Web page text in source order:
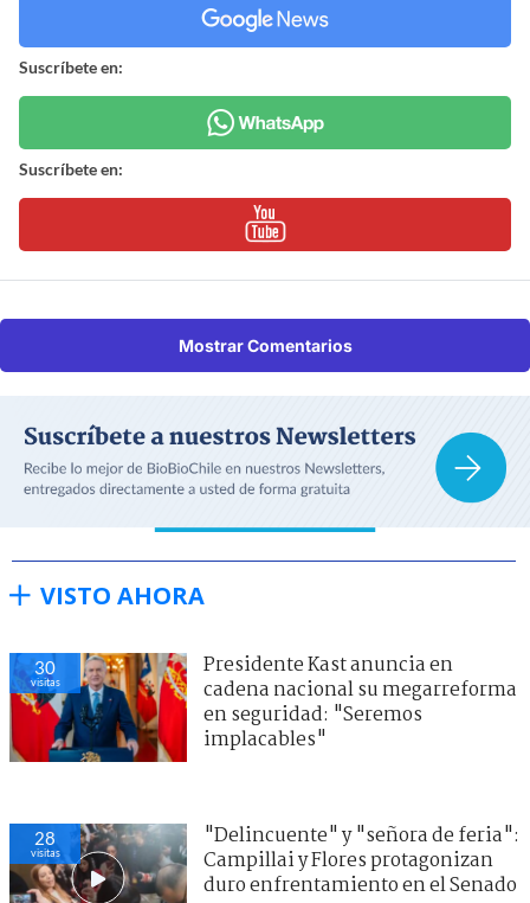
Suscríbete en:
Suscríbete en:
Mostrar Comentarios
VISTO AHORA
30
visitas
Presidente Kast anuncia en
cadena nacional su megarreforma
en seguridad: "Seremos
implacables"
28
visitas
"Delincuente" y "señora de feria":
Campillai y Flores protagonizan
duro enfrentamiento en el Senado